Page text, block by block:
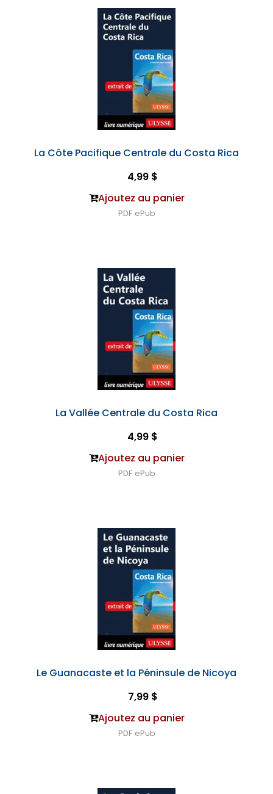
La Côte Pacifique Centrale du Costa Rica
4,99 $
Ajoutez au panier
PDF ePub
La Vallée Centrale du Costa Rica
4,99 $
Ajoutez au panier
PDF ePub
Le Guanacaste et la Péninsule de Nicoya
7,99 $
Ajoutez au panier
PDF ePub